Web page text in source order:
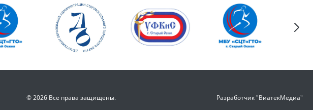
© 2026 Все права защищены. Разработчик "ВиатекМедиа"